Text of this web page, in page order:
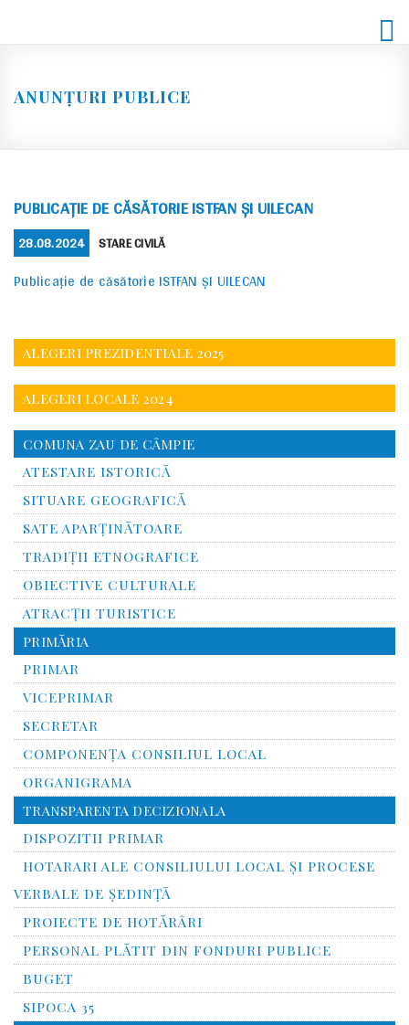
ANUNȚURI PUBLICE
PUBLICAȚIE DE CĂSĂTORIE ISTFAN ȘI UILECAN
POSTED
ON
28.08.2024 CATEGORIES
STARE CIVILĂ
Publicație de căsătorie ISTFAN ȘI UILECAN
ALEGERI PREZIDENTIALE 2025
ALEGERI LOCALE 2024
COMUNA ZAU DE CÂMPIE
ATESTARE ISTORICĂ
SITUARE GEOGRAFICĂ
SATE APARȚINĂTOARE
TRADIȚII ETNOGRAFICE
OBIECTIVE CULTURALE
ATRACȚII TURISTICE
PRIMĂRIA
PRIMAR
VICEPRIMAR
SECRETAR
COMPONENȚA CONSILIUL LOCAL
ORGANIGRAMA
TRANSPARENTA DECIZIONALA
DISPOZITII PRIMAR
HOTARARI ALE CONSILIULUI LOCAL ȘI PROCESE
VERBALE DE ȘEDINȚĂ
PROIECTE DE HOTĂRÂRI
PERSONAL PLĂTIT DIN FONDURI PUBLICE
BUGET
SIPOCA 35